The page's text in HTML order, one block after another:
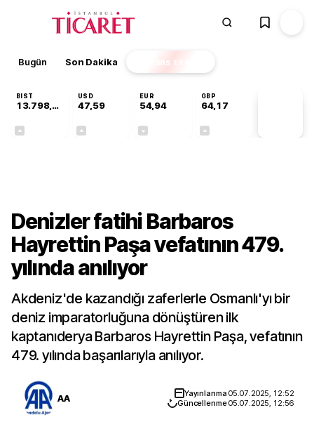
Bugün Son Dakika Finans EKSTRA
BIST
13.798,82
USD
47,59
EUR
54,94
GBP
64,17
Denizler fatihi Barbaros
Hayrettin Paşa vefatının 479.
yılında anılıyor
Akdeniz'de kazandığı zaferlerle Osmanlı'yı bir
deniz imparatorluğuna dönüştüren ilk
kaptanıderya Barbaros Hayrettin Paşa, vefatının
479. yılında başarılarıyla anılıyor.
AA Yayınlanma05.07.2025, 12:52
Güncellenme05.07.2025, 12:56